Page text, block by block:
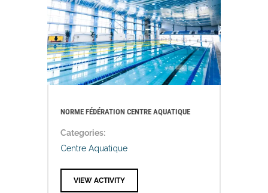
NORME FÉDÉRATION CENTRE AQUATIQUE
Categories:
Centre Aquatique
VIEW ACTIVITY